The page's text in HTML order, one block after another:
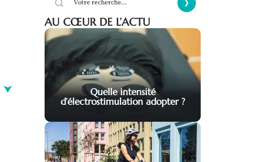
AU CŒUR DE L’ACTU
Quelle intensité
d’électrostimulation adopter ?